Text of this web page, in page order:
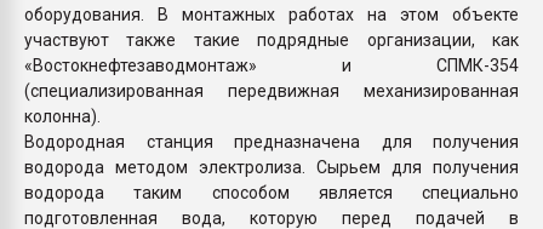
оборудования. В монтажных работах на этом объекте
участвуют также такие подрядные организации, как
«Востокнефтезаводмонтаж» и СПМК-354
(специализированная передвижная механизированная
колонна).
Водородная станция предназначена для получения
водорода методом электролиза. Сырьем для получения
водорода таким способом является специально
подготовленная вода, которую перед подачей в